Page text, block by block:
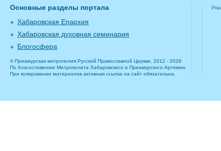
Основные разделы портала
Хабаровская Епархия
Хабаровская духовная семинария
Блогосфера
© Приамурская митрополия Русской Православной Церкви, 2012 - 2026
По благословению Митрополита Хабаровского и Приамурского Артемия.
При копировании материалов активная ссылка на сайт обязательна.